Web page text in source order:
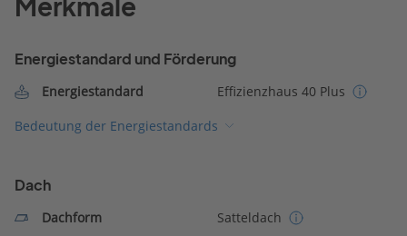
Merkmale
Energiestandard und Förderung
Energiestandard
Effizienzhaus 40 Plus
Bedeutung der Energiestandards
Dach
Dachform
Satteldach